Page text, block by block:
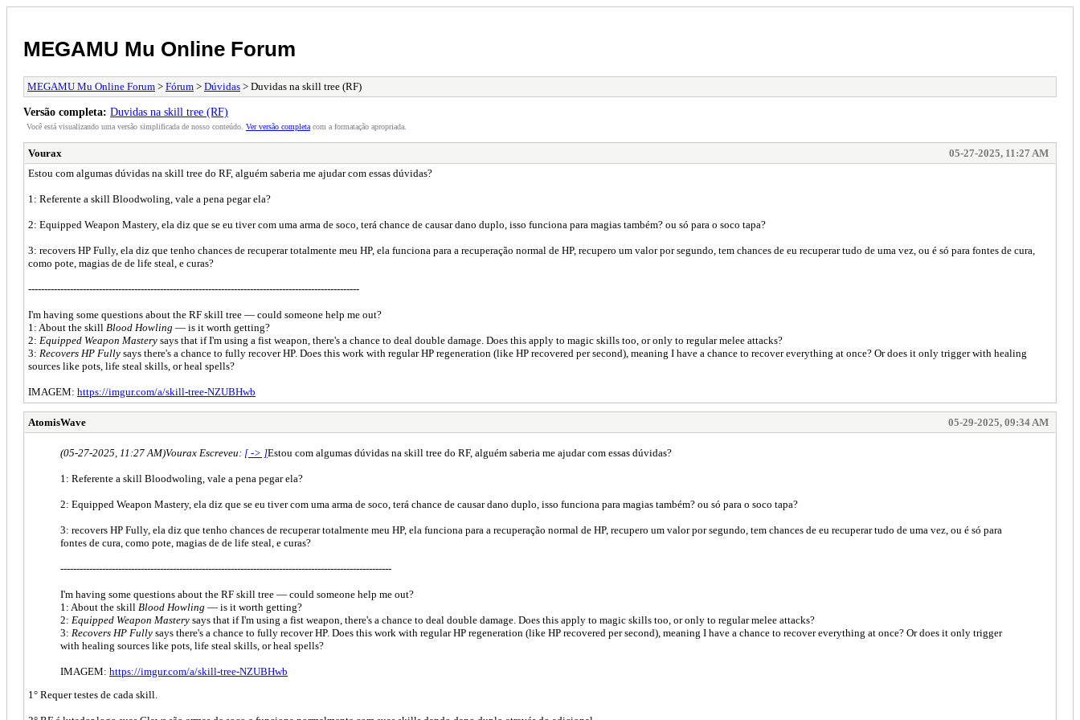
MEGAMU Mu Online Forum
MEGAMU Mu Online Forum > Fórum > Dúvidas > Duvidas na skill tree (RF)
Versão completa: Duvidas na skill tree (RF)
Você está visualizando uma versão simplificada de nosso conteúdo. Ver versão completa com a formatação apropriada.
Vourax
05-27-2025, 11:27 AM
Estou com algumas dúvidas na skill tree do RF, alguém saberia me ajudar com essas dúvidas?
1: Referente a skill Bloodwoling, vale a pena pegar ela?
2: Equipped Weapon Mastery, ela diz que se eu tiver com uma arma de soco, terá chance de causar dano duplo, isso funciona para magias também? ou só para o soco tapa?
3: recovers HP Fully, ela diz que tenho chances de recuperar totalmente meu HP, ela funciona para a recuperação normal de HP, recupero um valor por segundo, tem chances de eu recuperar tudo de uma vez, ou é só para fontes de cura,
como pote, magias de de life steal, e curas?
-------------------------------------------------------------------------------------------------------
I'm having some questions about the RF skill tree — could someone help me out?
1: About the skill Blood Howling — is it worth getting?
2: Equipped Weapon Mastery says that if I'm using a fist weapon, there's a chance to deal double damage. Does this apply to magic skills too, or only to regular melee attacks?
3: Recovers HP Fully says there's a chance to fully recover HP. Does this work with regular HP regeneration (like HP recovered per second), meaning I have a chance to recover everything at once? Or does it only trigger with healing
sources like pots, life steal skills, or heal spells?
IMAGEM: https://imgur.com/a/skill-tree-NZUBHwb
AtomisWave 05-29-2025, 09:34 AM
(05-27-2025, 11:27 AM)Vourax Escreveu: [ -> ]Estou com algumas dúvidas na skill tree do RF, alguém saberia me ajudar com essas dúvidas?
1: Referente a skill Bloodwoling, vale a pena pegar ela?
2: Equipped Weapon Mastery, ela diz que se eu tiver com uma arma de soco, terá chance de causar dano duplo, isso funciona para magias também? ou só para o soco tapa?
3: recovers HP Fully, ela diz que tenho chances de recuperar totalmente meu HP, ela funciona para a recuperação normal de HP, recupero um valor por segundo, tem chances de eu recuperar tudo de uma vez, ou é só para
fontes de cura, como pote, magias de de life steal, e curas?
-------------------------------------------------------------------------------------------------------
I'm having some questions about the RF skill tree — could someone help me out?
1: About the skill Blood Howling — is it worth getting?
2: Equipped Weapon Mastery says that if I'm using a fist weapon, there's a chance to deal double damage. Does this apply to magic skills too, or only to regular melee attacks?
3: Recovers HP Fully says there's a chance to fully recover HP. Does this work with regular HP regeneration (like HP recovered per second), meaning I have a chance to recover everything at once? Or does it only trigger
with healing sources like pots, life steal skills, or heal spells?
IMAGEM: https://imgur.com/a/skill-tree-NZUBHwb
1° Requer testes de cada skill.